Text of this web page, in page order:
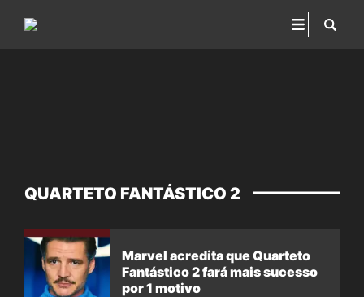
QUARTETO FANTÁSTICO 2
Marvel acredita que Quarteto
Fantástico 2 fará mais sucesso
por 1 motivo